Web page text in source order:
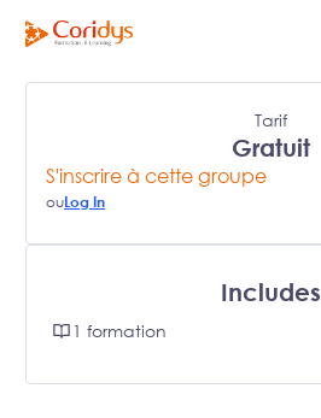
Tarif
Gratuit
S'inscrire à cette groupe
ouLog In
Includes
1 formation